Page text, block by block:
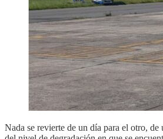
Nada se revierte de un día para el otro,